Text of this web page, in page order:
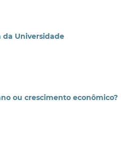
da Universidade
ou crescimento econômico?